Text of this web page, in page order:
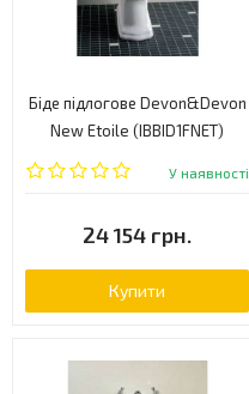
Біде підлогове Devon&Devon
New Etoile (IBBID1FNET)
У наявності
24 154 грн.
Купити